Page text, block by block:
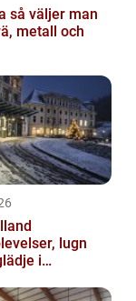
metall och
lugn
i